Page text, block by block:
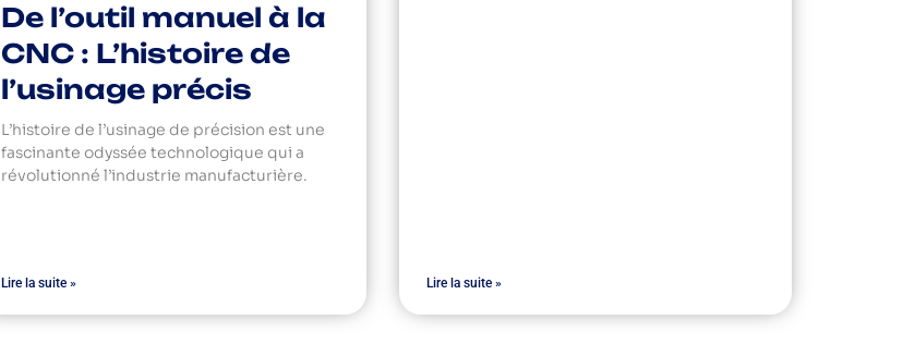
De l’outil manuel à la
CNC : L’histoire de
l’usinage précis
L’histoire de l’usinage de précision est une
fascinante odyssée technologique qui a
révolutionné l’industrie manufacturière.
Lire la suite » Lire la suite »